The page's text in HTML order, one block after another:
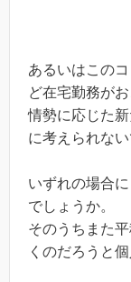
あるいはこの
ど在宅勤務が
情勢に応じた
に考えられない
いずれの場合
でしょうか。
そのうちまた
くのだろうと